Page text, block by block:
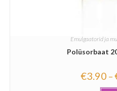
Emulgaatorid ja
Polüsorbaat
€3.90 –